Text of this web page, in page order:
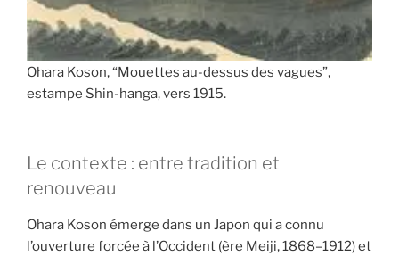
Ohara Koson, “Mouettes au-dessus des vagues”,
estampe Shin-hanga, vers 1915.
Le contexte : entre tradition et
renouveau
Ohara Koson émerge dans un Japon qui a connu
l’ouverture forcée à l’Occident (ère Meiji, 1868–1912) et